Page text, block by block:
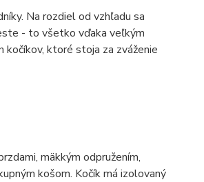
Na rozdiel od vzhľadu sa
- to všetko vďaka veľkým
ktoré stoja za zváženie
mäkkým odpružením,
košom. Kočík má izolovaný